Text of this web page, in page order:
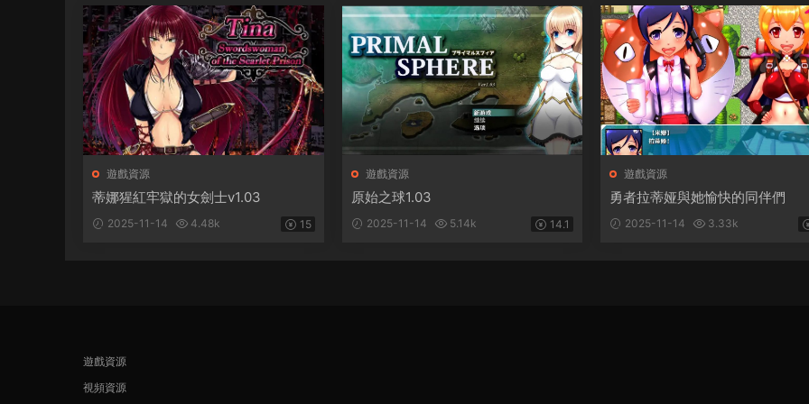
遊戲資源
蒂娜猩紅牢獄的女劍士v1.03
2025-11-14 4.48k 15
遊戲資源
原始之球1.03
2025-11-14 5.14k 14.1
遊戲資源
勇者拉蒂娅與她愉快的同伴們
2025-11-14 3.33k
遊戲資源
視頻資源